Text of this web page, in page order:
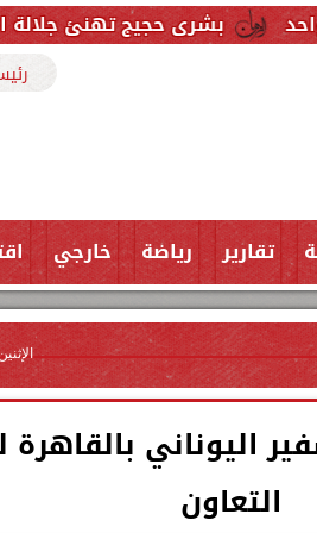
تهنئ جلالة الملك محمد
تقارير رياضة خارجي
الإثنين، 19
اليوناني
التعاون